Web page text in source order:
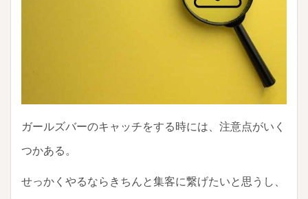
ガールズバーのキャッチをする時には、注意点がいく
つかある。
せっかくやるならきちんと集客に繋げたいと思うし、